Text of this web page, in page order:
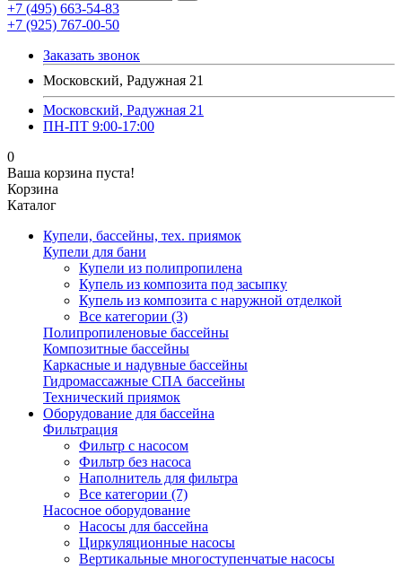
+7 (495) 663-54-83
+7 (925) 767-00-50
Заказать звонок
Московский, Радужная 21
Московский, Радужная 21
ПН-ПТ 9:00-17:00
0
Ваша корзина пуста!
Корзина
Каталог
Купели, бассейны, тех. приямок
Купели для бани
Купели из полипропилена
Купель из композита под засыпку
Купель из композита с наружной отделкой
Все категории (3)
Полипропиленовые бассейны
Композитные бассейны
Каркасные и надувные бассейны
Гидромассажные СПА бассейны
Технический приямок
Оборудование для бассейна
Фильтрация
Фильтр с насосом
Фильтр без насоса
Наполнитель для фильтра
Все категории (7)
Насосное оборудование
Насосы для бассейна
Циркуляционные насосы
Вертикальные многоступенчатые насосы